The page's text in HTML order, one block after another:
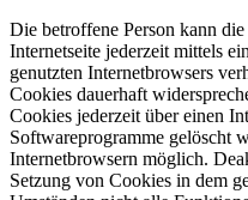
Die betroffene Person kann
Internetseite jederzeit mittels
genutzten Internetbrowsers
Cookies dauerhaft
Cookies jederzeit über einen
Softwareprogramme gelöscht
Internetbrowsern möglich.
Setzung von Cookies in dem